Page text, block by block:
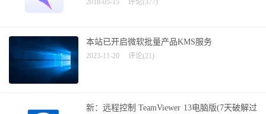
2018-05-15 评论(377)
本站已开启微软批量产品KMS服务
2023-11-20 评论(21)
新：远程控制 TeamViewer 13电脑版(7天破解过